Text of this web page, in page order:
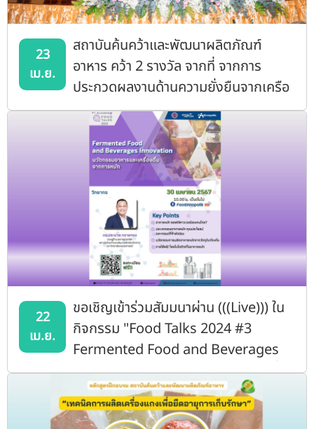
23
เม.ย.
สถาบันค้นคว้าและพัฒนาผลิตภัณฑ์
อาหาร คว้า 2 รางวัล จากที่ จากการ
ประกวดผลงานด้านความยั่งยืนจากเครือ
ข่ายมหาวิทยาลัยยั่งยืนแห่งประเทศไทย
ณ ที่ประชุมอธิการบดีแห่งประเทศไทย
ประจำปี 2567
22
เม.ย.
ขอเชิญเข้าร่วมสัมมนาผ่าน (((Live))) ใน
กิจกรรม "Food Talks 2024 #3
Fermented Food and Beverages
Innovation: นวัตกรรมอาหารและเครื่อง
ดื่มจากการหมัก”